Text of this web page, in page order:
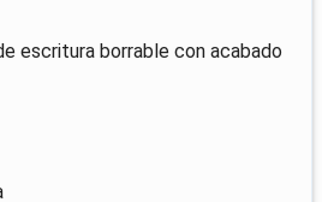
escritura borrable con acabado